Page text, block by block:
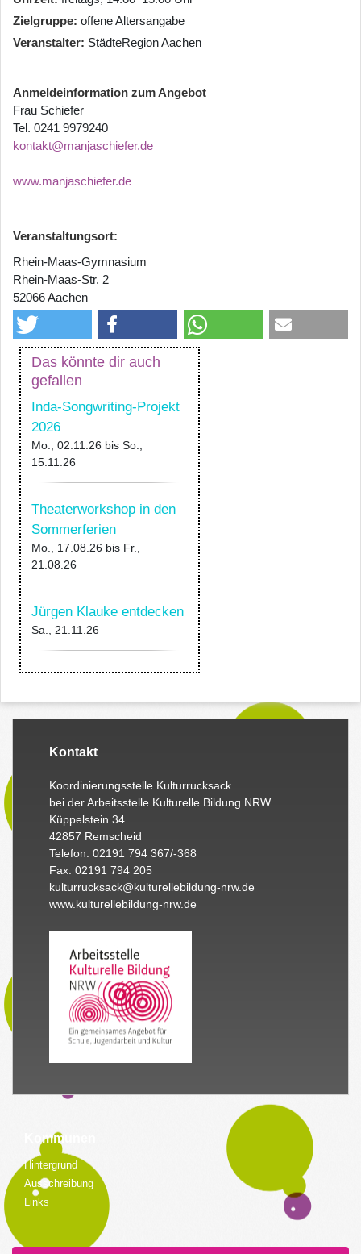
Zielgruppe offene Altersangabe
Veranstalter StädteRegion Aachen
Anmeldeinformation zum Angebot
Frau Schiefer
Tel. 0241 9979240
kontakt@manjaschiefer.de
www.manjaschiefer.de
Veranstaltungsort:
Rhein-Maas-Gymnasium
Rhein-Maas-Str. 2
52066 Aachen
Das könnte dir auch
gefallen
Inda-Songwriting-Projekt
2026
Mo., 02.11.26 bis So.,
15.11.26
Theaterworkshop in den
Sommerferien
Mo., 17.08.26 bis Fr.,
21.08.26
Jürgen Klauke entdecken
Sa., 21.11.26
Kontakt
Koordinierungsstelle Kulturrucksack
bei der Arbeitsstelle Kulturelle Bildung NRW
Küppelstein 34
42857 Remscheid
Telefon: 02191 794 367/-368
Fax: 02191 794 205
kulturrucksack@kulturellebildung-nrw.de
www.kulturellebildung-nrw.de
Kommunen
Hintergrund
Ausschreibung
Links